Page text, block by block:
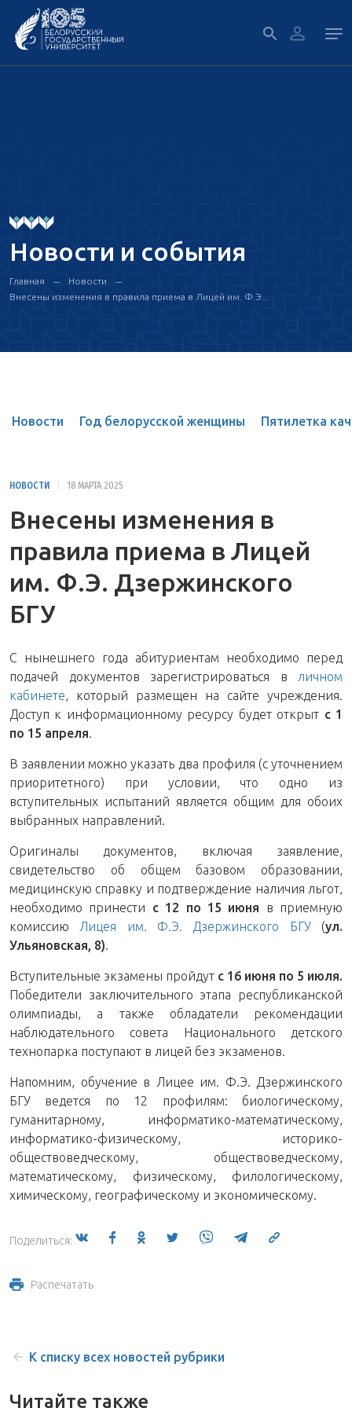
Новости и события
Главная
Новости
Внесены изменения в правила приема в Лицей им. Ф.Э...
Новости Год белорусской женщины Пятилетка
НОВОСТИ 18 МАРТА 2025
Внесены изменения в
правила приема в Лицей
им. Ф.Э. Дзержинского
БГУ
С нынешнего года абитуриентам необходимо перед
подачей документов зарегистрироваться в личном
кабинете, который размещен на сайте учреждения.
Доступ к информационному ресурсу будет открыт с 1
по 15 апреля.
В заявлении можно указать два профиля (с уточнением
приоритетного) при условии, что одно из
вступительных испытаний является общим для обоих
выбранных направлений.
Оригиналы документов, включая заявление,
свидетельство об общем базовом образовании,
медицинскую справку и подтверждение наличия льгот,
необходимо принести с 12 по 15 июня в приемную
комиссию Лицея им. Ф.Э. Дзержинского БГУ(ул.
Ульяновская, 8).
Вступительные экзамены пройдут с 16 июня по 5 июля.
Победители заключительного этапа республиканской
олимпиады, а также обладатели рекомендации
наблюдательного совета Национального детского
технопарка поступают в лицей без экзаменов.
Напомним, обучение в Лицее им. Ф.Э. Дзержинского
БГУ ведется по 12 профилям: биологическому,
гуманитарному, информатико-математическому,
информатико-физическому, историко-
обществоведческому, обществоведческому,
математическому, физическому, филологическому,
химическому, географическому и экономическому.
Поделиться:
Распечатать
К списку всех новостей рубрики
Читайте также